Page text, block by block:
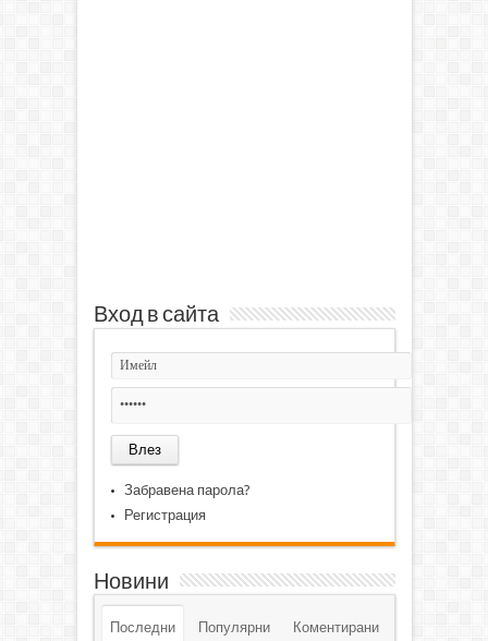
Вход в сайта
Забравена парола?
Регистрация
Новини
Последни Популярни Коментирани